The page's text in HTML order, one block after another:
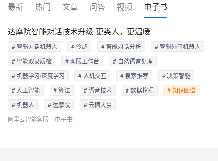
最新 热门 文章 问答 视频 电子书
阿里云智能客服 电子书
达摩院智能对话技术升级-更类人，更温暖
# 智能对话机器人 # 伶鹊 # 智能对话分析
# 智能外呼机器人
# 智能双录质检
# 客服工作台
# 自然语言处理
# 机器学习/深度学习
# 人机交互 # 搜索推荐
# 决策智能
# 人工智能
# 算法 # 语音技术 # 数据挖掘
# 知识图谱
# 机器人
# 达摩院 # 云栖大会